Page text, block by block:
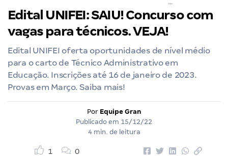
Edital UNIFEI: SAIU! Concurso com
vagas para técnicos. VEJA!
Edital UNIFEI oferta oportunidades de nível médio
para o carto de Técnico Administrativo em
Educação. Inscrições até 16 de janeiro de 2023.
Provas em Março. Saiba mais!
Por Equipe Gran
Publicado em 15/12/22
4 min. de leitura
1 0